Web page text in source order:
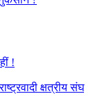
!
क्षत्रीय संघ